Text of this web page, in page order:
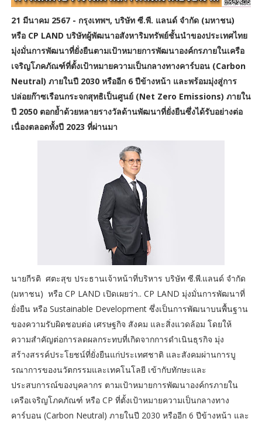
21 มีนาคม 2567 - กรุงเทพฯ, บริษัท ซี.พี. แลนด์ จำกัด (มหาชน)
หรือ CP LAND บริษัทผู้พัฒนาอสังหาริมทรัพย์ชั้นนำของประเทศไทย
มุ่งมั่นการพัฒนาที่ยั่งยืนตามเป้าหมายการพัฒนาองค์กรภายในเครือ
เจริญโภคภัณฑ์ที่ตั้งเป้าหมายความเป็นกลางทางคาร์บอน (Carbon
Neutral) ภายในปี 2030 หรืออีก 6 ปีข้างหน้า และพร้อมมุ่งสู่การ
ปล่อยก๊าซเรือนกระจกสุทธิเป็นศูนย์ (Net Zero Emissions) ภายใน
ปี 2050 ตอกย้ำด้วยหลายรางวัลด้านพัฒนาที่ยั่งยืนซึ่งได้รับอย่างต่อ
เนื่องตลอดทั้งปี 2023 ที่ผ่านมา
นายกีรติ ศตะสุข ประธานเจ้าหน้าที่บริหาร บริษัท ซี.พี.แลนด์ จำกัด
(มหาชน) หรือ CP LAND เปิดเผยว่า.. CP LAND มุ่งมั่นการพัฒนาที่
ยั่งยืน หรือ Sustainable Development ซึ่งเป็นการพัฒนาบนพื้นฐาน
ของความรับผิดชอบต่อ เศรษฐกิจ สังคม และสิ่งแวดล้อม โดยให้
ความสำคัญต่อการลดผลกระทบที่เกิดจากการดำเนินธุรกิจ มุ่ง
สร้างสรรค์ประโยชน์ที่ยั่งยืนแก่ประเทศชาติ และสังคมผ่านการบู
รณาการของนวัตกรรมและเทคโนโลยี เข้ากับทักษะและ
ประสบการณ์ของบุคลากร ตามเป้าหมายการพัฒนาองค์กรภายใน
เครือเจริญโภคภัณฑ์ หรือ CP ที่ตั้งเป้าหมายความเป็นกลางทาง
คาร์บอน (Carbon Neutral) ภายในปี 2030 หรืออีก 6 ปีข้างหน้า และ